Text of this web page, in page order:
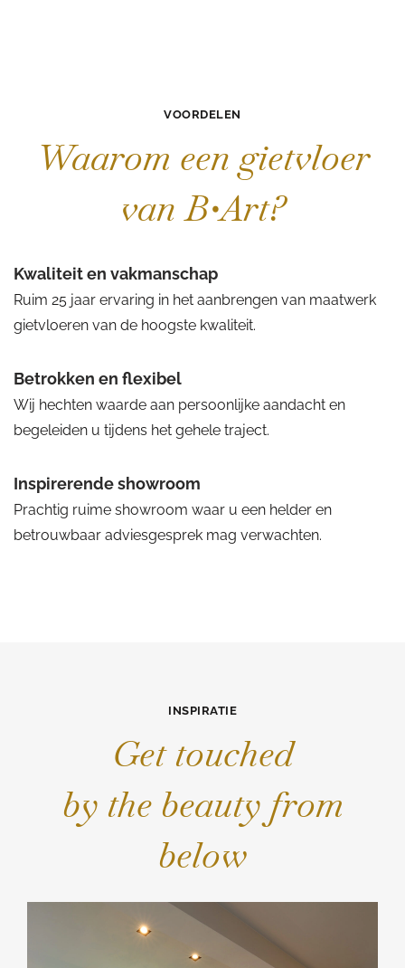
VOORDELEN
Waarom een gietvloer
van B•Art?
Kwaliteit en vakmanschap
Ruim 25 jaar ervaring in het aanbrengen van maatwerk
gietvloeren van de hoogste kwaliteit.
Betrokken en flexibel
Wij hechten waarde aan persoonlijke aandacht en
begeleiden u tijdens het gehele traject.
Inspirerende showroom
Prachtig ruime showroom waar u een helder en
betrouwbaar adviesgesprek mag verwachten.
INSPIRATIE
Get touched
by the beauty from
below